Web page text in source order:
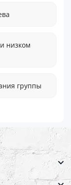
низком
группы